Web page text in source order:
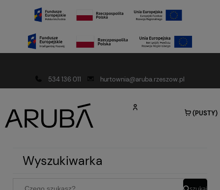
534 136 011
hurtownia@aruba.rzeszow.pl
(PUSTY)
Wyszukiwarka